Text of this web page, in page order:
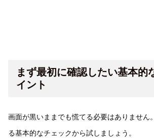
まず最初に確認したい基本的
イント
画面が黒いままでも慌てる必要はありません
る基本的なチェックから試しましょう。